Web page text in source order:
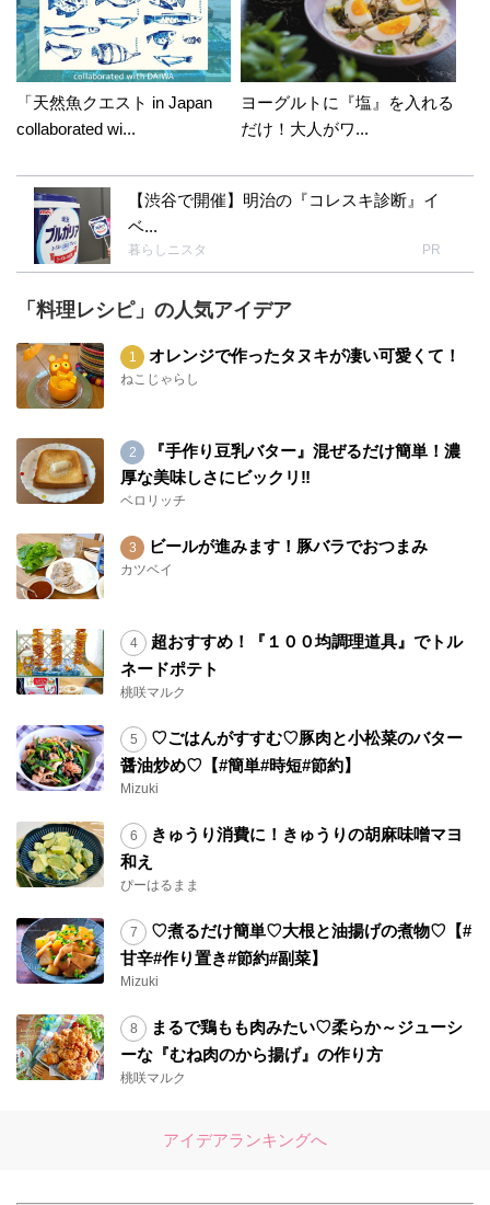
を、時々アップしていこうかなと思っていま
す。台風、なんとか、大丈夫そうです。 でも、
最近は、雨が多く、天気がすぐれないことが多
いので、いいお天気になってほしいもので
す。。 ひこまるさんの素敵なアップ、これから
「天然魚クエスト in Japan
collaborated wi...
ヨーグルトに『塩』を入れる
だけ！大人がワ...
【渋谷で開催】明治の『コレスキ診断』イ
ベ...
暮らしニスタ PR
「料理レシピ」の人気アイデア
オレンジで作ったタヌキが凄い可愛くて！
ねこじゃらし
『手作り豆乳バター』混ぜるだけ簡単！濃
厚な美味しさにビックリ‼︎
ベロリッチ
ビールが進みます！豚バラでおつまみ
カツベイ
超おすすめ！『１００均調理道具』でトル
ネードポテト
桃咲マルク
♡ごはんがすすむ♡豚肉と小松菜のバター
醤油炒め♡【#簡単#時短#節約】
Mizuki
きゅうり消費に！きゅうりの胡麻味噌マヨ
和え
ぴーはるまま
♡煮るだけ簡単♡大根と油揚げの煮物♡【#
甘辛#作り置き#節約#副菜】
Mizuki
まるで鶏もも肉みたい♡柔らか～ジューシ
ーな『むね肉のから揚げ』の作り方
桃咲マルク
アイデアランキングへ